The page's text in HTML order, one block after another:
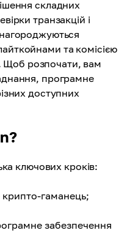
складних
транзакцій і
та комісією
Щоб розпочати, вам
програмне
доступних
ключових кроків:
гаманець;
забезпечення